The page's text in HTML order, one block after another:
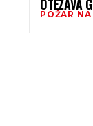
OTEŽAVA
POŽAR